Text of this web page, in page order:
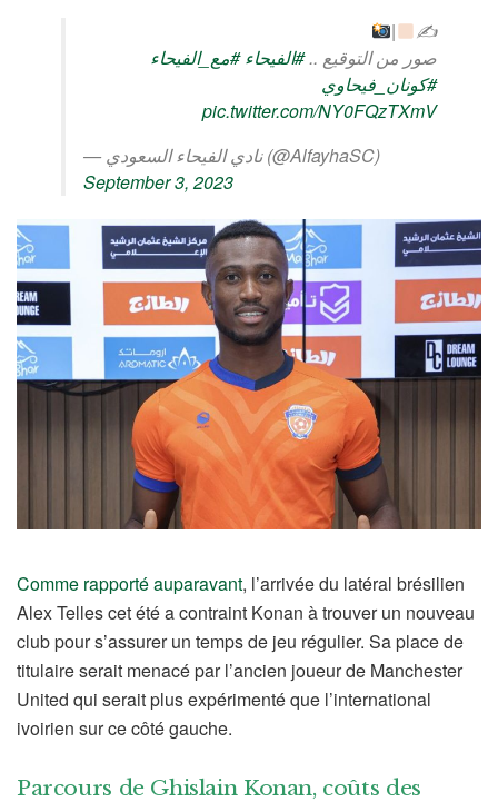
✍
|
صور من التوقيع ..#الفيحاء #مع_الفيحاء
#كونان_فيحاوي
pic.twitter.com/NY0FQzTXmV
— نادي الفيحاء السعودي (@AlfayhaSC)
September 3, 2023
Comme rapporté auparavant, l’arrivée du latéral brésilien
Alex Telles cet été a contraint Konan à trouver un nouveau
club pour s’assurer un temps de jeu régulier. Sa place de
titulaire serait menacé par l’ancien joueur de Manchester
United qui serait plus expérimenté que l’international
ivoirien sur ce côté gauche.
Parcours de Ghislain Konan, coûts des